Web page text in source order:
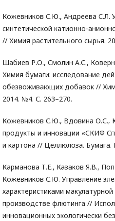
Кожевников С.Ю., Андреева С.Л.
синтетической катионно-
// Химия растительного сырья.
Шабиев Р.О., Смолин А.С.,
Химия бумаги: исследование
обезвоживающих добавок //
2014. №4. С. 263–270.
Кожевников С.Ю., Вдовина О.С.,
продукты и инновации «СКИФ
и картона // Целлюлоза. Бумага.
Карманова Т.Е., Казаков Я.В.,
Кожевников С.Ю. Управление
характеристиками
производстве флютинга //
инновационных экологически